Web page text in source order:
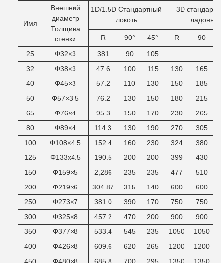
Имя
Внешний
диаметр
Толщина
стенки
1D/1.5D Стандартный
локоть
3D
ладонь
R 90° 45° R 90
25 Φ32×3 381 90
105
32
Φ38×3 47.6 100 115 130
165
40
Φ45×3 57.2 110 130 150
185
50
Φ57×3.5 76.2 130 150 180
215
65
Φ76×4 95.3 150 170 230
265
80
Φ89×4 114.3 130 190 270
305
100
Φ108×4.5 152.4 160 230 324
380
125
Φ133х4.5 190.5 200 200 399
430
150
Φ159×5 2,286 235 235 477
510
200
Φ219×6 304.87 315 140 600
600
250
Φ273×7 381.0 390 170 750
750
300
Φ325×8 457.2 470 200 900
900
350
Φ377×8 533.4 545 235 1050
1050
400
Φ426×8 609.6 620 265 1200
1200
450
Φ480×8 685.8 700 295 1350 1350